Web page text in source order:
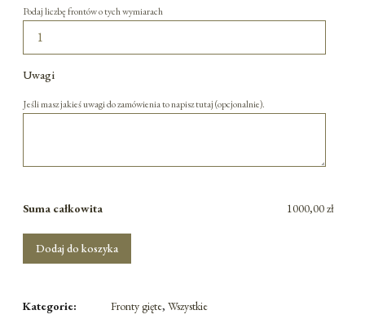
Podaj liczbę frontów o tych wymiarach
Uwagi
Jeśli masz jakieś uwagi do zamówienia to napisz tutaj (opcjonalnie).
Suma całkowita 1000,00 zł
Dodaj do koszyka
Kategorie: Fronty gięte, Wszystkie